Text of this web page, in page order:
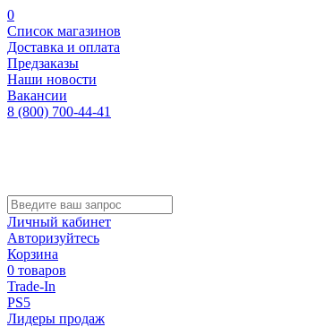
0
Список магазинов
Доставка и оплата
Предзаказы
Наши новости
Вакансии
8 (800) 700-44-41
Личный кабинет
Авторизуйтесь
Корзина
0 товаров
Trade-In
PS5
Лидеры продаж